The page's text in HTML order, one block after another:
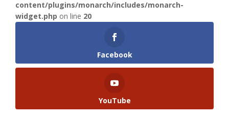
content/plugins/monarch/includes/monarch-
widget.php on line 20
Facebook
YouTube